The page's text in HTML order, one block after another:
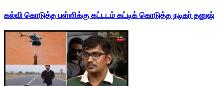
கல்வி கொடுத்த பள்ளிக்கு கட்டடம் கட்டிக் கொடுத்த நடிகர் தனுஷ்